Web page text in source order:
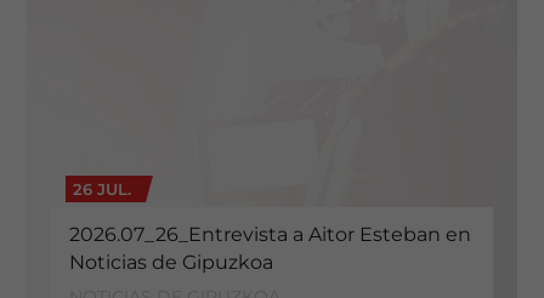
26 JUL.
2026.07_26_Entrevista a Aitor Esteban en
Noticias de Gipuzkoa